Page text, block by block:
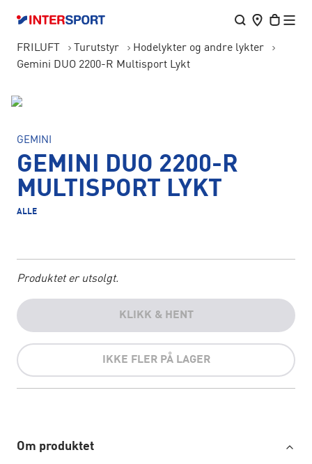
FRILUFT Turutstyr
Hodelykter og andre lykter
Gemini DUO 2200-R Multisport Lykt
GEMINI
GEMINI DUO 2200-R
MULTISPORT LYKT
ALLE
Produktet er utsolgt.
KLIKK & HENT
IKKE FLER PÅ LAGER
Om produktet